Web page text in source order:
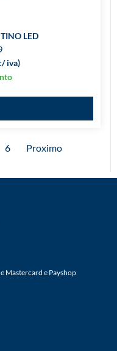
LED
iva)
6 Proximo
Mastercard e Payshop